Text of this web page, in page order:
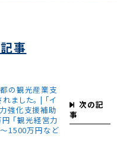
事
次の記
事
の観光産業支
ました。 | 「イ
強化支援補助
「観光経営力
1500万円など